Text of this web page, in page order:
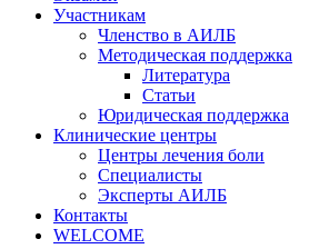
Участникам
Членство в АИЛБ
Методическая поддержка
Литература
Статьи
Юридическая поддержка
Клинические центры
Центры лечения боли
Специалисты
Эксперты АИЛБ
Контакты
WELCOME